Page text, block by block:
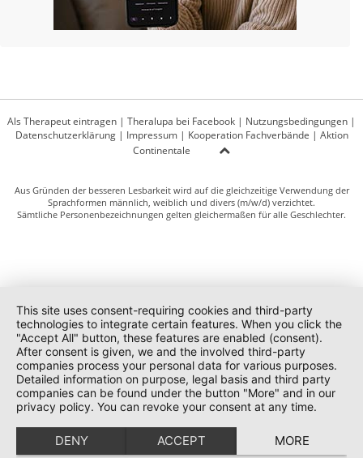
Als Therapeut eintragen | Theralupa bei Facebook | Nutzungsbedingungen |
Datenschutzerklärung| Impressum| Kooperation Fachverbände | Aktion
Continentale
Aus Gründen der besseren Lesbarkeit wird auf die gleichzeitige Verwendung der
Sprachformen männlich, weiblich und divers (m/w/d) verzichtet.
Sämtliche Personenbezeichnungen gelten gleichermaßen für alle Geschlechter.
This site uses consent-requiring cookies and third-party
technologies to integrate certain features. When you click the
"Accept All" button, these features are enabled (consent).
After consent is given, we and the involved third-party
companies process your personal data for various purposes.
Detailed information on purpose, legal basis and third party
companies can be found under the button "More" and in our
privacy policy. You can revoke your consent at any time.
DENY ACCEPT MORE